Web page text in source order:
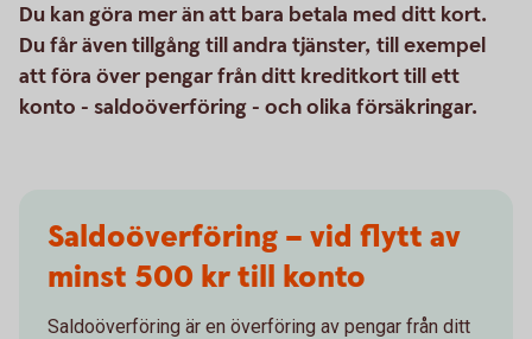
Du kan göra mer än att bara betala med ditt kort.
Du får även tillgång till andra tjänster, till exempel
att föra över pengar från ditt kreditkort till ett
konto - saldoöverföring - och olika försäkringar.
Saldoöverföring – vid flytt av
minst 500 kr till konto
Saldoöverföring är en överföring av pengar från ditt